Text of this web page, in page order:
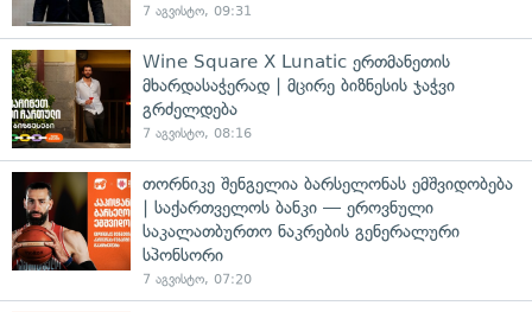
7 აგვისტო, 09:31
Wine Square X Lunatic ერთმანეთის
მხარდასაჭერად | მცირე ბიზნესის ჯაჭვი
გრძელდება
7 აგვისტო, 08:16
თორნიკე შენგელია ბარსელონას ემშვიდობება
| საქართველოს ბანკი — ეროვნული
საკალათბურთო ნაკრების გენერალური
სპონსორი
7 აგვისტო, 07:20